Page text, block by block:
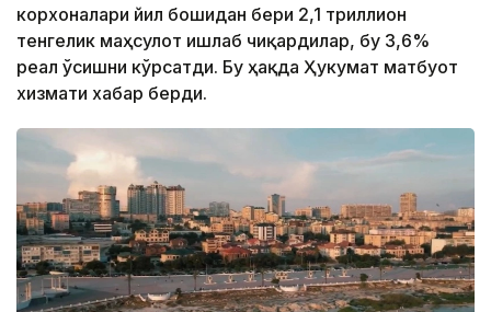
корхоналари йил бошидан бери 2,1 триллион
тенгелик маҳсулот ишлаб чиқардилар, бу 3,6%
реал ўсишни кўрсатди. Бу ҳақда Ҳукумат матбуот
хизмати хабар берди.